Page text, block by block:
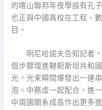
的喀山聯邦年夜學設有孔
也正與中國高校在工程、
目。
明尼哈諾夫告知記者
個步驟增進韃靼斯坦共和
光，光束瞬間爆發出一連
泡。中務虛一起配合，進
中兩國關系成長作出更多